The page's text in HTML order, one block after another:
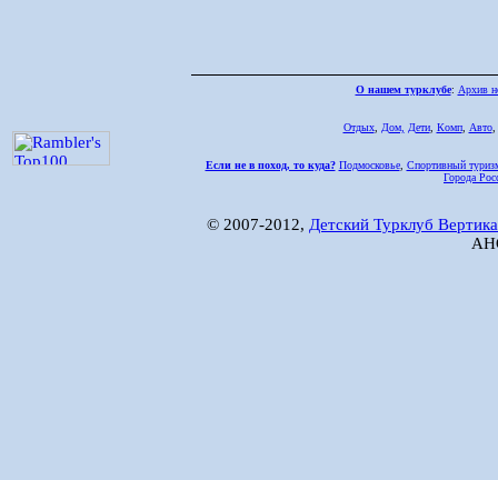
О нашем турклубе: Архив
Отдых, Дом, Дети, Комп, Авто,
Если не в поход, то куда? Подмосковье, Спортивный
Города
© 2007-2012, Детский Турклуб